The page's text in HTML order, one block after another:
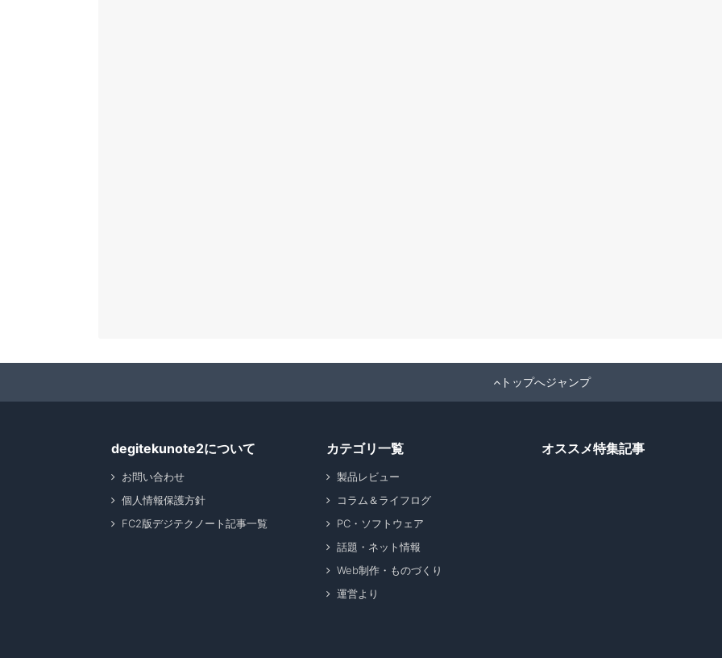
トップへジャンプ
degitekunote2について
お問い合わせ
個人情報保護方針
FC2版デジテクノート記事一覧
カテゴリ一覧
製品レビュー
コラム＆ライフログ
PC・ソフトウェア
話題・ネット情報
Web制作・ものづくり
運営より
オススメ特集記事